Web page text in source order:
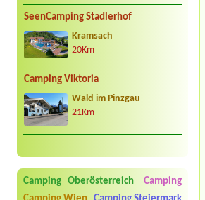
SeenCamping Stadlerhof
Kramsach
20Km
Camping Viktoria
Wald im Pinzgau
21Km
Camping Oberösterreich
Camping